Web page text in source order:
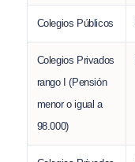
Colegios Públicos
Colegios Privados
rango I (Pensión
menor o igual a
98.000)